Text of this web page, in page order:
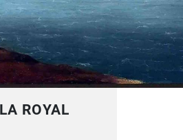
ROYAL